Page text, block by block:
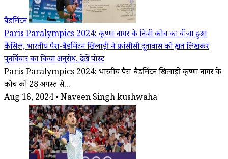
बैडमिंटन
Paris Paralympics 2024: कृष्णा नागर के निजी कोच का वीज़ा हुआ
कैंसिल, भारतीय पैरा-बैडमिंटन खिलाड़ी ने फ्रांसीसी दूतावास को ख़त लिखकर
पुनर्विचार का किया अनुरोध, देखें पोस्ट
Paris Paralympics 2024: भारतीय पैरा-बैडमिंटन खिलाड़ी कृष्णा नागर के
कोच को 28 अगस्त से...
Aug 16, 2024 • Naveen Singh kushwaha